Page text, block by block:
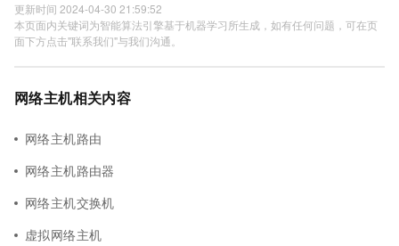
更新时间 2024-04-30 21:59:52
本页面内关键词为智能算法引擎基于机器学习所生成，如有任何问题，可在页
面下方点击"联系我们"与我们沟通。
网络主机相关内容
网络主机路由
网络主机路由器
网络主机交换机
虚拟网络主机